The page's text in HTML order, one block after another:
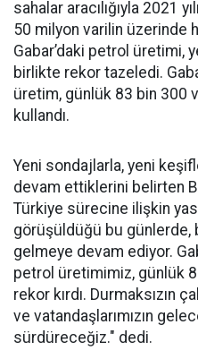
sahalar aracılığıyla 2021
50 milyon varilin üzerinde
Gabar’daki petrol üretimi,
birlikte rekor tazeledi.
üretim, günlük 83 bin 300
kullandı.
Yeni sondajlarla, yeni
devam ettiklerini belirten
Türkiye sürecine ilişkin
görüşüldüğü bu günlerde,
gelmeye devam ediyor.
petrol üretimimiz, günlük
rekor kırdı. Durmaksızın
ve vatandaşlarımızın
sürdüreceğiz." dedi.